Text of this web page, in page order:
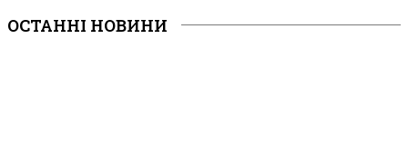
ОСТАННІ НОВИНИ